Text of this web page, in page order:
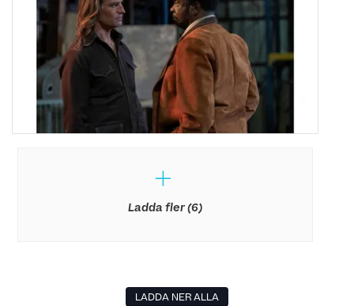
Ladda fler (6)
LADDA NER ALLA